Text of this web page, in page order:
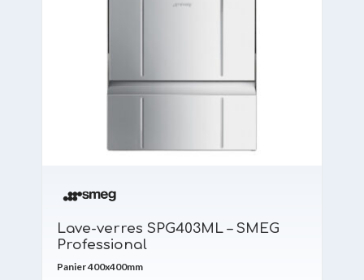
Lave-verres SPG403ML – SMEG
Professional
Panier 400x400mm